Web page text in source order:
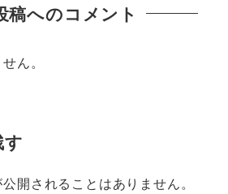
稿へのコメント
ん。
開されることはありません。